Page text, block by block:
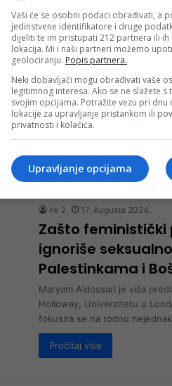
Pročitaj više
nk 2 19. Augusta 2024.
Kad otac, majka i
na stranu
Kako je moguće da
može biti tema koja ne
Pročitaj više
nk 2 17. Augusta 2024.
Zašto feministički
ignoriše
Palestinkama i
Maryam Aldossari je viša
Holloway, Univerzitetu u
fokusira se na rodnu
Pročitaj više
Vaši će se osobni podaci obrađivati, a
jedinstvene identifikatore i druge
dijeliti te im pristupati 212 partnera ili
lokacija. Mi i naši partneri možemo
geolociranju. Popis partnera.
Neki dobavljači mogu obrađivati vaše
legitimnog interesa. Ako se ne slažete
svojim opcijama. Potražite vezu pri
lokacije za upravljanje pristankom ili
privatnosti i kolačića.
Upravljanje opcijama